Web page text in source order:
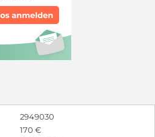
2949030
170 €